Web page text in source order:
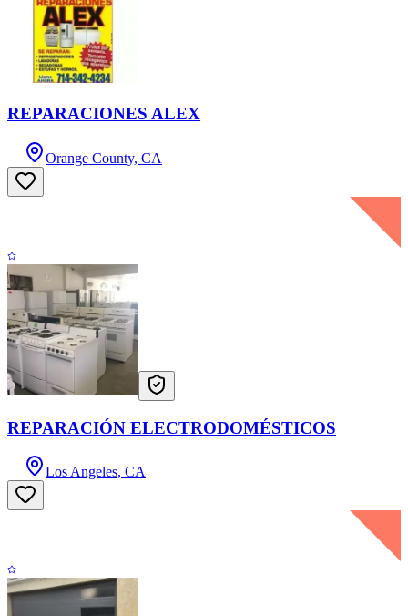
REPARACIONES ALEX
Orange County, CA
REPARACIÓN ELECTRODOMÉSTICOS
Los Angeles, CA